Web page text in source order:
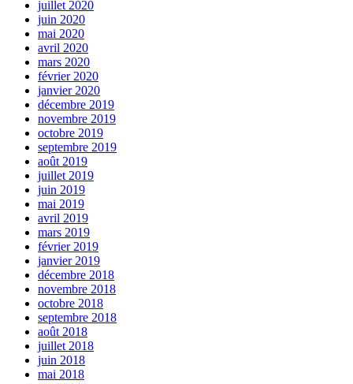
juillet 2020
juin 2020
mai 2020
avril 2020
mars 2020
février 2020
janvier 2020
décembre 2019
novembre 2019
octobre 2019
septembre 2019
août 2019
juillet 2019
juin 2019
mai 2019
avril 2019
mars 2019
février 2019
janvier 2019
décembre 2018
novembre 2018
octobre 2018
septembre 2018
août 2018
juillet 2018
juin 2018
mai 2018